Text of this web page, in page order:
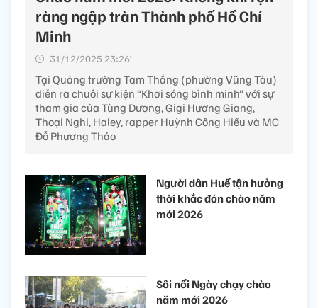
ràng ngập tràn Thành phố Hồ Chí
Minh
31/12/2025 23:26’
Tại Quảng trường Tam Thắng (phường Vũng Tàu)
diễn ra chuỗi sự kiện “Khơi sóng bình minh” với sự
tham gia của Tùng Dương, Gigi Hương Giang,
Thoại Nghi, Haley, rapper Huỳnh Công Hiếu và MC
Đỗ Phương Thảo
Người dân Huế tận hưởng
thời khắc đón chào năm
mới 2026
Sôi nổi Ngày chạy chào
năm mới 2026